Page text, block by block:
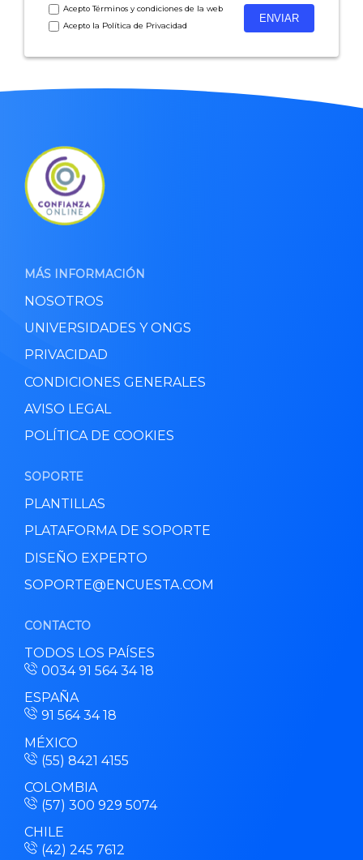
AceptoTérminos y condicionesde la web
Acepto la Política de Privacidad
MÁS INFORMACIÓN
NOSOTROS
UNIVERSIDADES Y ONGS
PRIVACIDAD
CONDICIONES GENERALES
AVISO LEGAL
POLÍTICA DE COOKIES
SOPORTE
PLANTILLAS
PLATAFORMA DE SOPORTE
DISEÑO EXPERTO
SOPORTE@ENCUESTA.COM
CONTACTO
TODOS LOS PAÍSES
0034 91 564 34 18
ESPAÑA
91 564 34 18
MÉXICO
(55) 8421 4155
COLOMBIA
(57) 300 929 5074
CHILE
(42) 245 7612